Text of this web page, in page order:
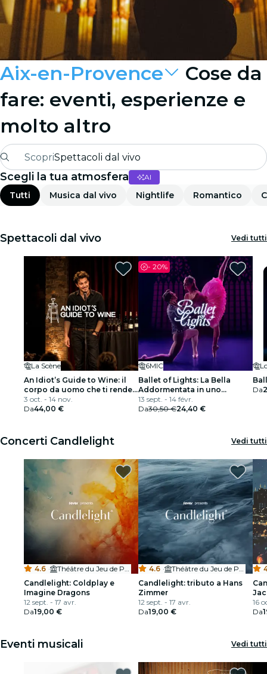
Aix-en-Provence
Cose da
fare: eventi, esperienze e
molto altro
ScopriSpettacoli dal vivo
Madrid
Londra
Esperienze e città
San Paolo
Mostre
Seoul
Tour città
Concerti
Cinema
Scegli la tua atmosfera AI
Tutti Musica dal vivo Nightlife Romantico
Spettacoli dal vivo Vedi tutti
La Scène
An Idiot’s Guide to Wine: il
corpo da uomo che ti rende
interessante a una festa
3 oct. - 14 nov.
Da44,00 €
- 20%
6MIC
Ballet of Lights: La Bella
Addormentata in uno
spettacolo scintillante
13 sept. - 14 févr.
Da30,50 €24,40 €
Da
Concerti Candlelight Vedi tutti
4.6 ·
Candlelight: Coldplay e
Imagine Dragons
12 sept. - 17 avr.
Da19,00 €
4.6 ·
Candlelight: tributo a Hans
Zimmer
12 sept. - 17 avr.
Da19,00 €
16
Da
Eventi musicali Vedi tutti